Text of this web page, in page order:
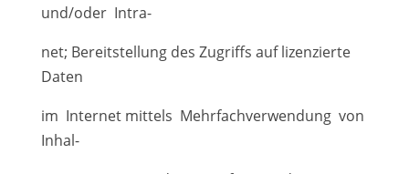
und/oder Intra-
net; Bereitstellung des Zugriffs auf lizenzierte
Daten
im Internet mittels Mehrfachverwendung von
Inhal-